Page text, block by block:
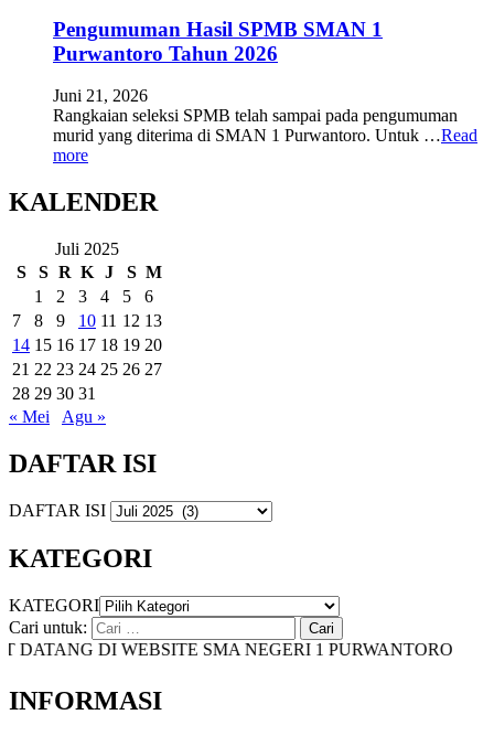
Pengumuman Hasil SPMB SMAN 1
Purwantoro Tahun 2026
Juni 21, 2026
Rangkaian seleksi SPMB telah sampai pada pengumuman
murid yang diterima di SMAN 1 Purwantoro. Untuk …Read
more
KALENDER
Juli 2025
S
S R K J S M
1
2 3 4 5
6
7
8 9 10 11 12 13
14 15 16 17 18 19 20
21 22 23 24 25 26 27
28 29 30 31
« Mei
Agu »
DAFTAR ISI
DAFTAR ISI
KATEGORI
KATEGORI
Cari untuk:
DI WEBSITE SMA NEGERI 1 PURWANTORO
INFORMASI